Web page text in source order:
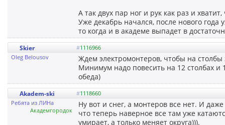
А так двух пар ног и рук как раз и
Уже декабрь начался, после нового года
то когда и в академе выпадет в
Skier #1116966
Oleg Belousov
Ждем электромонтеров, чтобы на
Минимум надо повесить на 12 столбах и
обеда)
Akadem-ski #1118660
Ребята из ЛИНа
Академгородок
Ну вот и снег, а монтеров все нет. И
что теперь наверное все там уже
умирает, а только меняет округа))).